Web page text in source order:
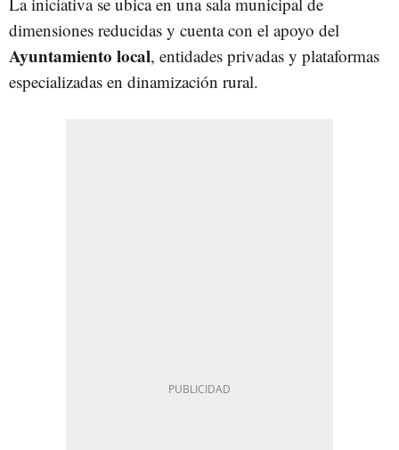
dimensiones reducidas y cuenta con el apoyo del
Ayuntamiento local, entidades privadas y plataformas
especializadas en dinamización rural.